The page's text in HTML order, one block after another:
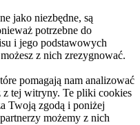
jako niezbędne, są
potrzebne do
i jego podstawowych
z nich zrezygnować.
pomagają nam analizować
z tej witryny. Te pliki cookies
Twoją zgodą i poniżej
możemy z nich